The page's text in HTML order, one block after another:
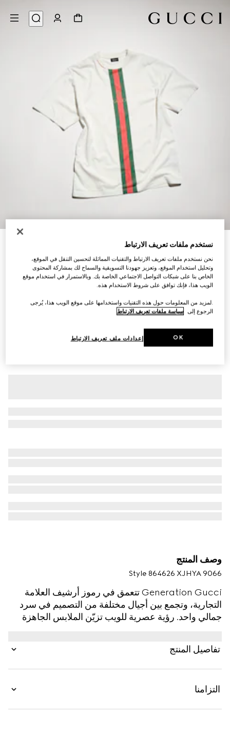
تي شيرت من قطن جيرسي مع طبعة
SAR 2,800
تنويعات أبيض
وصف المنتج
Style ‎864626 XJHYA 9066
Generation Gucci تتعمق في رموز أرشيف العلامة
التجارية، وتجمع بين أجيال مختلفة من التصميم في سرد
جمالي واحد. رؤية عصرية للويب تزيّن الملابس الجاهزة
جيرسي، ويتميز بطبعة شعار Gucci crest مع Web.
تفاصيل المنتج
التزامنا
نستخدم ملفات تعريف الارتباط
نحن نستخدم ملفات تعريف الارتباط والتقنيات المماثلة لتحسين التنقل في الموقع،
وتحليل استخدام الموقع، وتعزيز جهودنا التسويقية والسماح لك بمشاركة المحتوى
الخاص بنا على شبكات التواصل الاجتماعي الخاصة بك. وبالاستمرار في استخدام موقع
الويب هذا، فإنك توافق على شروط الاستخدام هذه.
.لمزيد من المعلومات حول هذه التقنيات واستخدامها على موقع الويب هذا، يُرجى
الرجوع إلى سياسة ملفات تعريف الارتباط
إعدادات ملف تعريف الارتباط OK